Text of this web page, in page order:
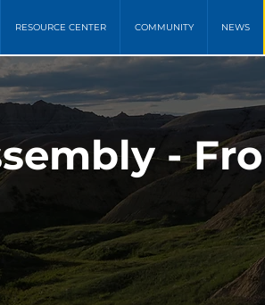
RESOURCE CENTER COMMUNITY NEWS
-